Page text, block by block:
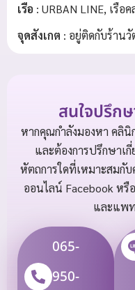
เรือ : URBAN LINE, เรือ
จุดสังเกต : อยู่ติดกับร้าน
สนใจปรึก
หากคุณกำลังมองหา คลินิ
และต้องการปรึกษาเ
หัตถการใดที่เหมาะสมกั
ออนไลน์ Facebook หรื
และแพ
065-
950-